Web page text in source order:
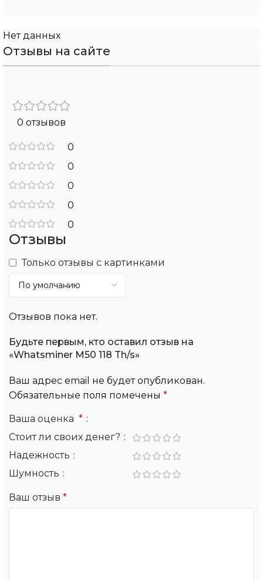
Нет данных
Отзывы на сайте
0 отзывов
0
0
0
0
0
Отзывы
Только отзывы с картинками
Отзывов пока нет.
Будьте первым, кто оставил отзыв на
«Whatsminer M50 118 Th/s»
Ваш адрес email не будет опубликован.
Обязательные поля помечены *
Ваша оценка *
Стоит ли своих денег?
Надежность
Шумность
Ваш отзыв *